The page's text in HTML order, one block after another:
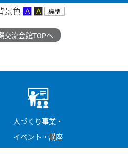
景色
交流会館TOPへ
人づくり事業・
イベント・講座